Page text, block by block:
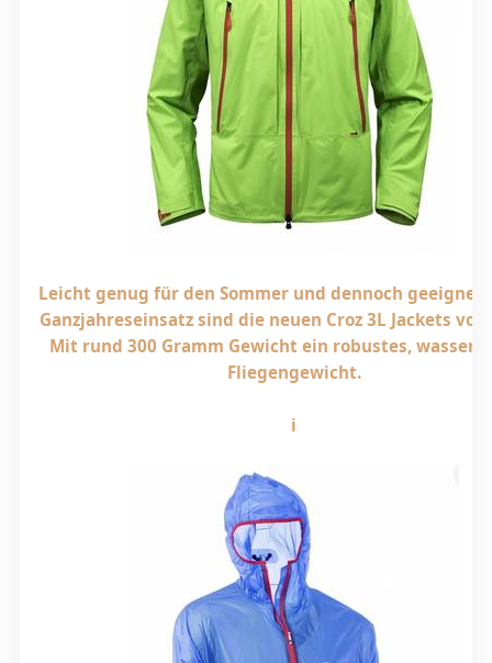
Leicht genug für den Sommer und dennoch geeignet
Ganzjahreseinsatz sind die neuen Croz 3L Jackets von
Mit rund 300 Gramm Gewicht ein robustes,
Fliegengewicht.
i